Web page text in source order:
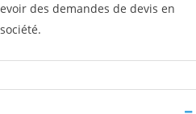
des demandes de devis en